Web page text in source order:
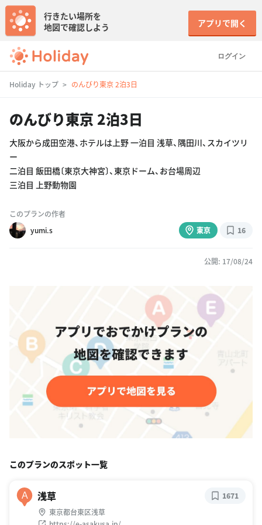
ログイン
行きたい場所を
地図で確認しよう
アプリで開く
Holiday トップ のんびり東京 2泊3日
のんびり東京 2泊3日
大阪から成田空港、ホテルは上野 一泊目 浅草、隅田川、スカイツリ
ー
二泊目 飯田橋〔東京大神宮〕、東京ドーム、お台場周辺
三泊目 上野動物園
このプランの作者
yumi.s
東京 16
公開: 17/08/24
このプランのスポット一覧
A 浅草
東京都台東区浅草
1671